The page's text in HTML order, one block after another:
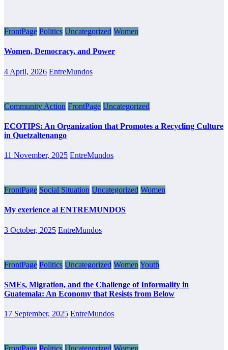
FrontPage Politics Uncategorized Women
Women, Democracy, and Power
4 April, 2026 EntreMundos
Community Action FrontPage Uncategorized
ECOTIPS: An Organization that Promotes a Recycling Culture
in Quetzaltenango
11 November, 2025 EntreMundos
FrontPage Social Situation Uncategorized Women
My exerience al ENTREMUNDOS
3 October, 2025 EntreMundos
FrontPage Politics Uncategorized Women Youth
SMEs, Migration, and the Challenge of Informality in
Guatemala: An Economy that Resists from Below
17 September, 2025 EntreMundos